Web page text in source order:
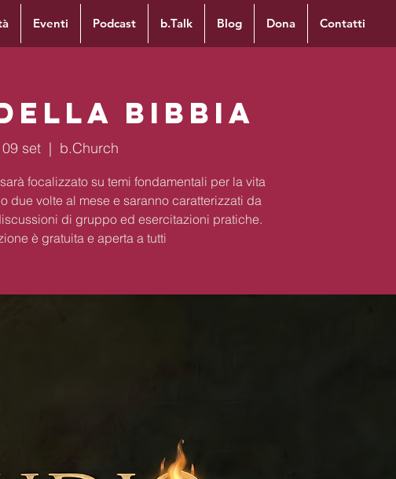
Eventi Podcast b.Talk Blog Dona Contatti
Bibbia
set
  |
b.Church
focalizzato su temi fondamentali per la vita
due volte al mese e saranno caratterizzati da
di gruppo ed esercitazioni pratiche.
è gratuita e aperta a tutti